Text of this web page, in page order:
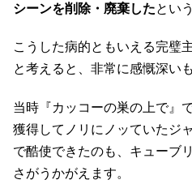
シーンを削除・廃棄したとい
こうした病的ともいえる完璧
と考えると、非常に感慨深い
当時『カッコーの巣の上で』
獲得してノリにノッていたジ
で酷使できたのも、キューブ
さがうかがえます。